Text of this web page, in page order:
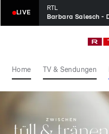
LIVE
RTL
Home TV & Sendungen